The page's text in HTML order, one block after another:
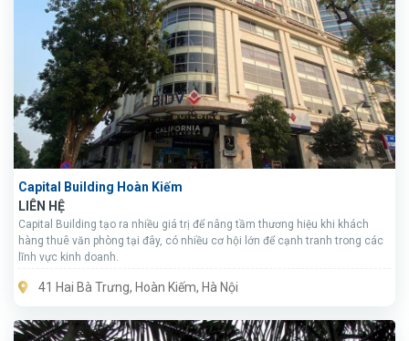
Capital Building Hoàn Kiếm
LIÊN HỆ
Capital Building tạo ra nhiều giá trị để nâng tầm thương hiệu khi khách
hàng thuê văn phòng tại đây, có nhiều cơ hội lớn để cạnh tranh trong các
lĩnh vực kinh doanh.
41 Hai Bà Trưng, Hoàn Kiếm, Hà Nội